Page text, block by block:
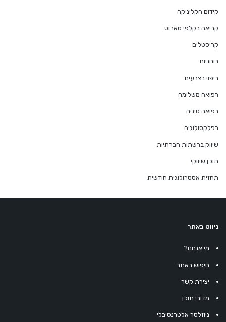
קידום הקליניקה
קריאה בקלפי טארוט
קריסטלים
רוחניות
ריפוי בצבעים
רפואה משלימה
רפואה סינית
רפלקסולוגיה
שיווק ברשתות חברתיות
תוכן שיווקי
תחזית אסטרולוגית חודשית
ניווט באתר
מי אנחנו?
חיפוש באתר
יצירת קשר
מדורי תוכן
ניוזלטר אלטרנטיבלי